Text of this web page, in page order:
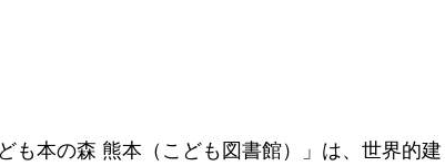
も本の森 熊本（こども図書館）」は、世界的建